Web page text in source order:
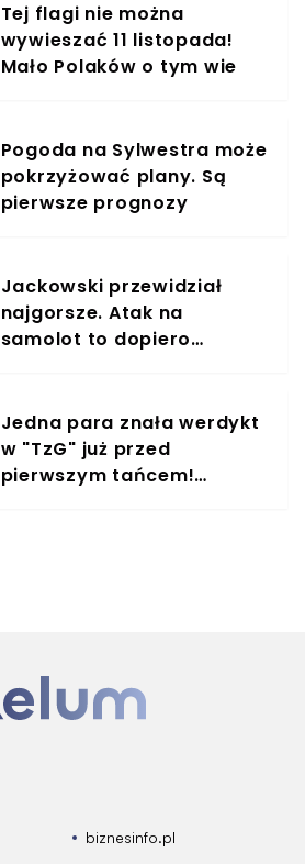
Tej flagi nie można
wywieszać 11 listopada!
Mało Polaków o tym wie
Pogoda na Sylwestra może
pokrzyżować plany. Są
pierwsze prognozy
Jackowski przewidział
najgorsze. Atak na
samolot to dopiero
Jedna para znała werdykt
w "TzG" już przed
pierwszym tańcem!
biznesinfo.pl